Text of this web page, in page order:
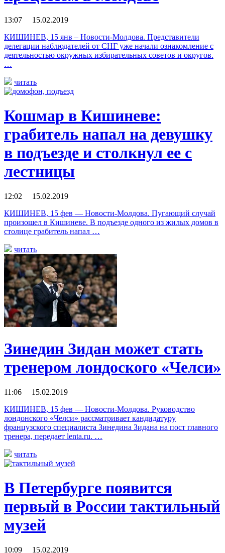
13:07 15.02.2019
КИШИНЕВ, 15 янв – Новости-Молдова. Представители
делегации наблюдателей от СНГ уже начали ознакомление с
деятельностью окружных избирательных советов и округов.
…
читать
Кошмар в Кишиневе:
грабитель напал на девушку
в подъезде и столкнул ее с
лестницы
12:02 15.02.2019
КИШИНЕВ, 15 фев — Новости-Молдова. Пугающий случай
произошел в Кишиневе. В подъезде одного из жилых домов в
столице грабитель напал …
читать
Зинедин Зидан может стать
тренером лондоского «Челси»
11:06 15.02.2019
КИШИНЕВ, 15 фев — Новости-Молдова. Руководство
лондонского «Челси» рассматривает кандидатуру
французского специалиста Зинедина Зидана на пост главного
тренера, передает lenta.ru. …
читать
В Петербурге появится
первый в России тактильный
музей
10:09 15.02.2019